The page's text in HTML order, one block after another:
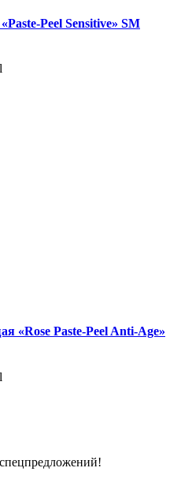
Peel Sensitive» SM
«Rose Paste-Peel Anti-Age»